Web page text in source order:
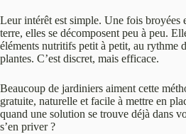
Leur intérêt est simple. Une fois broyées
terre, elles se décomposent peu à peu.
éléments nutritifs petit à petit, au rythme
plantes. C’est discret, mais efficace.
Beaucoup de jardiniers aiment cette
gratuite, naturelle et facile à mettre en
quand une solution se trouve déjà dans
s’en priver ?